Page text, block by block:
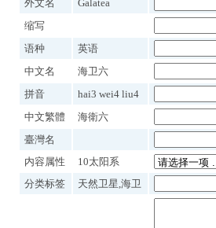
外文名
Galatea
缩写
语种
英语
中文名
海卫六
拼音
hai3 wei4 liu4
中文繁體
海衛六
臺灣名
内容属性
10太阳系
分类标签
天然卫星,海卫